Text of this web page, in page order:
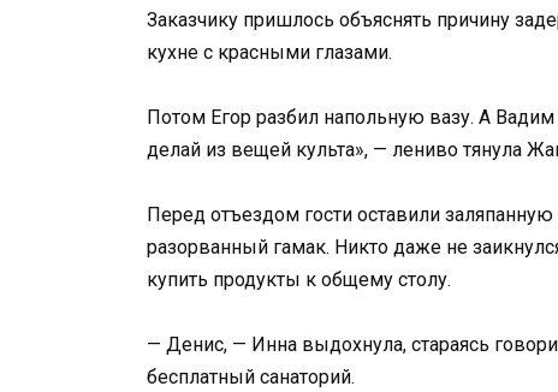
Заказчику пришлось объяснять причину
кухне с красными глазами.
Потом Егор разбил напольную вазу. А
делай из вещей культа», — лениво тянула
Перед отъездом гости оставили
разорванный гамак. Никто даже не
купить продукты к общему столу.
— Денис, — Инна выдохнула, стараясь
бесплатный санаторий.